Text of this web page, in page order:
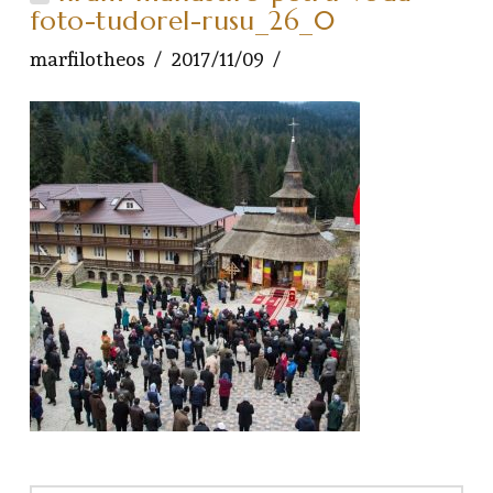
foto-tudorel-rusu_26_0
marfilotheos 2017/11/09